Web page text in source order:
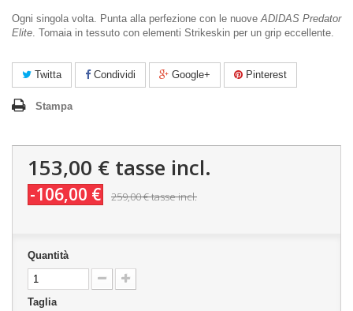
Ogni singola volta. Punta alla perfezione con le nuoveADIDAS Predator
Elite. Tomaia in tessuto con elementi Strikeskin per un grip eccellente.
Twitta Condividi Google+ Pinterest
Stampa
153,00 € tasse incl.
-106,00 € 259,00 €tasse incl.
Quantità
Taglia